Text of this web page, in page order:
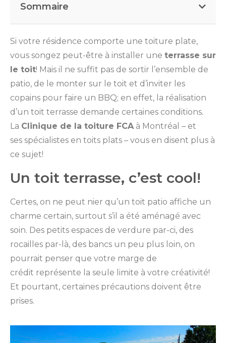
Sommaire
Si votre résidence comporte une toiture plate,
vous songez peut-être à installer une terrasse sur
le toit! Mais il ne suffit pas de sortir l’ensemble de
patio, de le monter sur le toit et d’inviter les
copains pour faire un BBQ; en effet, la réalisation
d’un toit terrasse demande certaines conditions.
La Clinique de la toiture FCA à Montréal – et
ses spécialistes en toits plats – vous en disent plus à
ce sujet!
Un toit terrasse, c’est cool!
Certes, on ne peut nier qu’un toit patio affiche un
charme certain, surtout s’il a été aménagé avec
soin. Des petits espaces de verdure par-ci, des
rocailles par-là, des bancs un peu plus loin, on
pourrait penser que votre marge de
crédit représente la seule limite à votre créativité!
Et pourtant, certaines précautions doivent être
prises.